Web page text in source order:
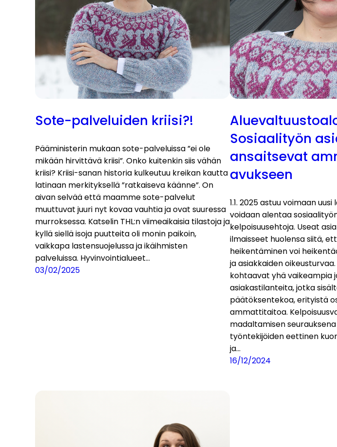
Sote-palveluiden kriisi?!
Pääministerin mukaan sote-palveluissa ”ei ole
mikään hirvittävä kriisi”. Onko kuitenkin siis vähän
kriisi? Kriisi-sanan historia kulkeutuu kreikan kautta
latinaan merkityksellä ”ratkaiseva käänne”. On
aivan selvää että maamme sote-palvelut
muuttuvat juuri nyt kovaa vauhtia ja ovat suuressa
murroksessa. Katselin THL:n viimeaikaisia tilastoja ja
kyllä siellä isoja puutteita oli monin paikoin,
vaikkapa lastensuojelussa ja ikäihmisten
palveluissa. Hyvinvointialueet…
03/02/2025
Sosiaalityön
ansaitsevat
avukseen
1.1. 2025 astuu voimaan
voidaan alentaa
kelpoisuusehtoja. Useat
ilmaisseet huolensa siitä,
heikentäminen voi
ja asiakkaiden
kohtaavat yhä vaikeampia
asiakastilanteita, jotka
päätöksentekoa, erityistä
ammattitaitoa.
madaltamisen
työntekijöiden eettinen
ja…
16/12/2024